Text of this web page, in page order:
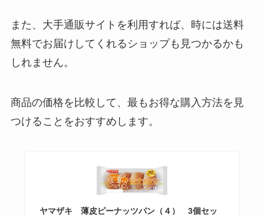
また、大手通販サイトを利用すれば、時には送料
無料でお届けしてくれるショップも見つかるかも
しれません。
商品の価格を比較して、最もお得な購入方法を見
つけることをおすすめします。
ヤマザキ 薄皮ピーナッツパン（４） 3個セッ